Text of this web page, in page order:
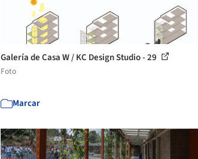
Galería de Casa W / KC Design Studio - 29
Foto
Marcar